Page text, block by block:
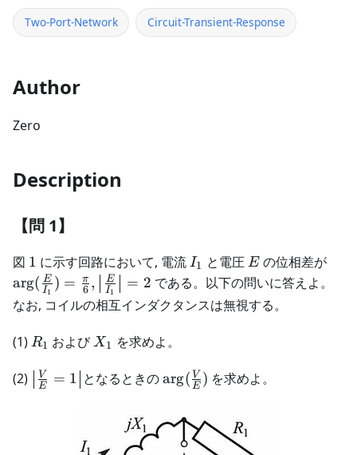
Two-Port-Network Circuit-Transient-Response
Author
Zero
Description
【問 1】
図 1
1 に示す回路において, 電流 I_1
I1 と電圧 E
Eの位相差が
arg( I1
E ) = 6
π , I1
E = 2 である。以下の問いに答えよ。
なお, コイルの相互インダクタンスは無視する。
(1) R_1
R1 およびX_1
X1 を求めよ。
(2) \big|\frac{V}
E
V = 1 となるときの\arg(\frac{V}
arg( E
V ) を求めよ。